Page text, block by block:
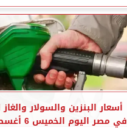
أسعار البنزين والسولار
في مصر اليوم الخميس 6 أغسطس 2026